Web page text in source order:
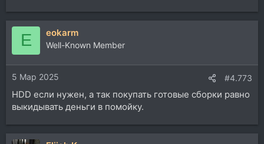
E eokarm
Well-Known Member
5 Мар 2025 #4.773
HDD если нужен, а так покупать готовые сборки равно
выкидывать деньги в помойку.